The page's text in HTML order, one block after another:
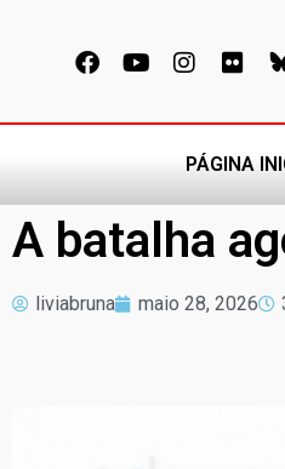
PÁGINA
A batalha
liviabruna maio 28, 2026